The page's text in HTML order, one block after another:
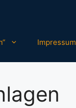
Impressum